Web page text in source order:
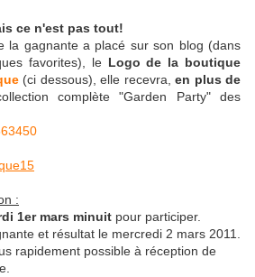
ce n'est pas tout!
la gagnante a placé sur son blog (dans
favorites), le Logo de la boutique
(ci dessous), elle recevra,en plus de
complète "Garden Party" des
:
1er mars minuit pour participer.
et résultat le mercredi 2 mars 2011.
rapidement possible à réception de